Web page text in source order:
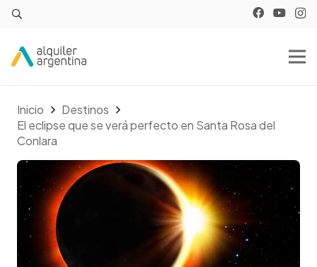
Inicio
Destinos
El eclipse que se verá perfecto en Santa Rosa del
Conlara